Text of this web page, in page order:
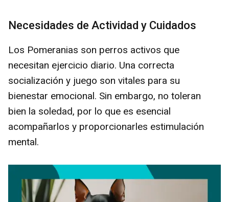
Necesidades de Actividad y Cuidados
Los Pomeranias son perros activos que
necesitan ejercicio diario. Una correcta
socialización y juego son vitales para su
bienestar emocional. Sin embargo, no toleran
bien la soledad, por lo que es esencial
acompañarlos y proporcionarles estimulación
mental.